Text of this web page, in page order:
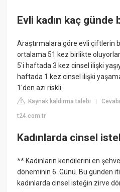
Evli kadın kaç
Araştırmalara göre evli çiftlerin
ortalama 51 kez birlikte
5'i haftada 3 kez cinsel ilişki
haftada 1 kez cinsel ilişki
1'den azı riskli.
Kaynak kaldırma talebi |
t24.com.tr
Kadınlarda cinsel
** Kadınların kendilerini en
döneminin 6. Günü. Bu günden
kadınlarda cinsel isteğin zirve